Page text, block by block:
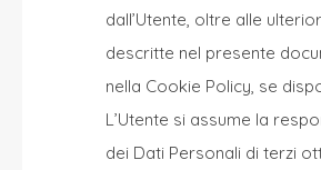
dall’Utente, oltre alle
descritte nel presente
nella Cookie Policy, se
L’Utente si assume la
dei Dati Personali di terzi